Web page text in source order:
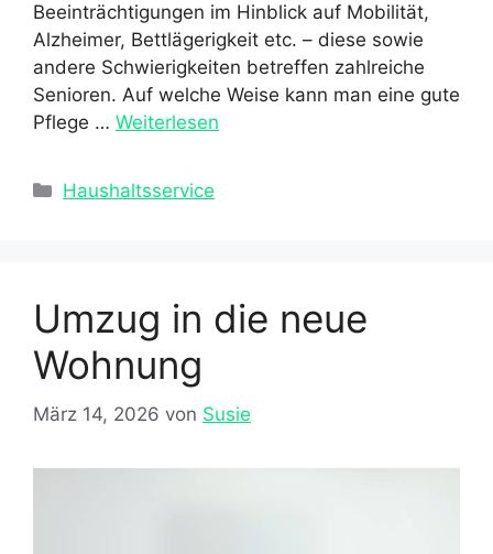
Beeinträchtigungen im Hinblick auf Mobilität,
Alzheimer, Bettlägerigkeit etc. – diese sowie
andere Schwierigkeiten betreffen zahlreiche
Senioren. Auf welche Weise kann man eine gute
Pflege … Weiterlesen
Kategorien
Haushaltsservice
Umzug in die neue
Wohnung
März 14, 2026 von Susie